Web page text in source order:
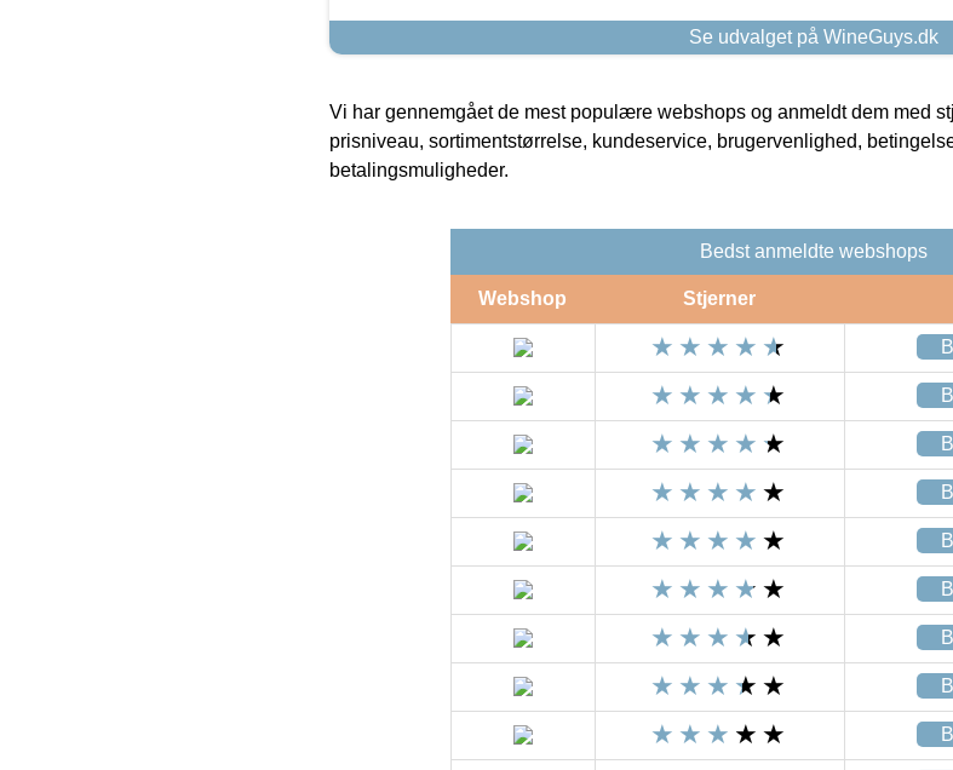
Se udvalget på WineGuys.dk
Vi har gennemgået de mest populære webshops og anmeldt dem med
prisniveau, sortimentstørrelse, kundeservice, brugervenlighed,
betalingsmuligheder.
Bedst anmeldte webshops
Webshop Stjerner